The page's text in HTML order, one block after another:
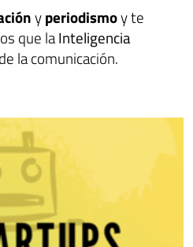
yperiodismoy te
que laInteligencia
la comunicación.